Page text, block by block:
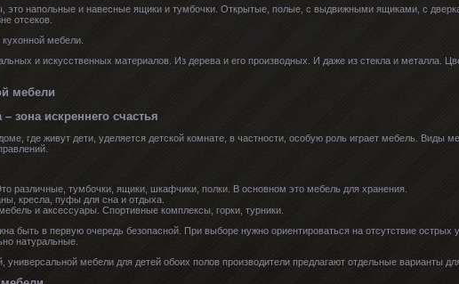
это напольные и навесные ящики и тумбочки. Открытые, полые, с выдвижными ящиками, с
отсеков.
мебели.
и искусственных материалов. Из дерева и его производных. И даже из стекла и металла.
зона искреннего счастья
где живут дети, уделяется детской комнате, в частности, особую роль играет мебель. Виды
различные, тумбочки, ящики, шкафчики, полки. В основном это мебель для хранения.
кресла, пуфы для сна и отдыха.
и аксессуары. Спортивные комплексы, горки, турники.
быть в первую очередь безопасной. При выборе нужно ориентироваться на отсутствие острых
натуральные.
универсальной мебели для детей обоих полов производители предлагают отдельные варианты